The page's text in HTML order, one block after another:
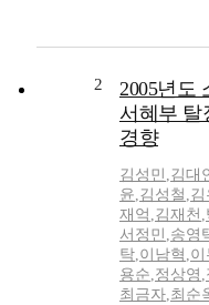
2
2005년도
서혜부 탈
경향
김성민 ,김대
윤,김성철 ,
재억 ,김재천 ,
서정민 ,송영
탁,이남혁 ,
용순,정상영 ,
최금자,최순